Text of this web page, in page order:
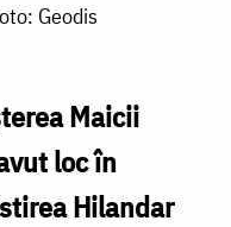
Geodis
Maicii
loc în
Hilandar